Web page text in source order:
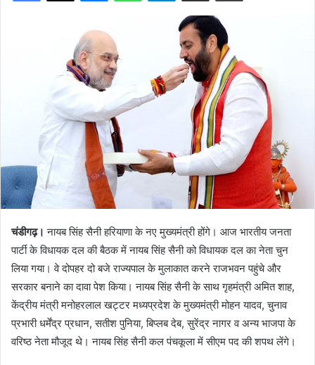
चंडीगढ़। नायब सिंह सैनी हरियाणा के नए मुख्यमंत्री होंगे। आज भारतीय जनता
पार्टी के विधायक दल की बैठक में नायब सिंह सैनी को विधायक दल का नेता चुन
लिया गया। वे दोपहर दो बजे राज्यपाल के मुलाकात करने राजभवन पहुंचे और
सरकार बनाने का दावा पेश किया। नायब सिंह सैनी के साथ गृहमंत्री अमित शाह,
केंद्रीय मंत्री मनोहरलाल खट्टर मध्यप्रदेश के मुख्यमंत्री मोहन यादव, चुनाव
प्रभारी धर्मेंद्र प्रधान, सतीश पुनिया, बिप्लब देब, सुरेंद्र नागर व अन्य भाजपा के
वरिष्ठ नेता मौजूद थे। नायब सिंह सैनी कल पंचकूला में सीएम पद की शपथ लेंगे।